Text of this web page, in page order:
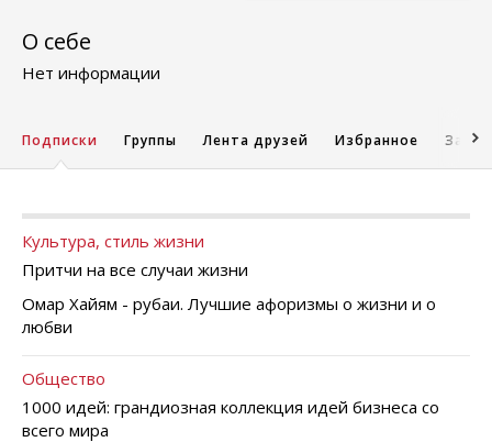
О себе
Нет информации
Подписки Группы Лента друзей Избранное
Культура, стиль жизни
Притчи на все случаи жизни
Омар Хайям - рубаи. Лучшие афоризмы о жизни и о
любви
Общество
1000 идей: грандиозная коллекция идей бизнеса со
всего мира